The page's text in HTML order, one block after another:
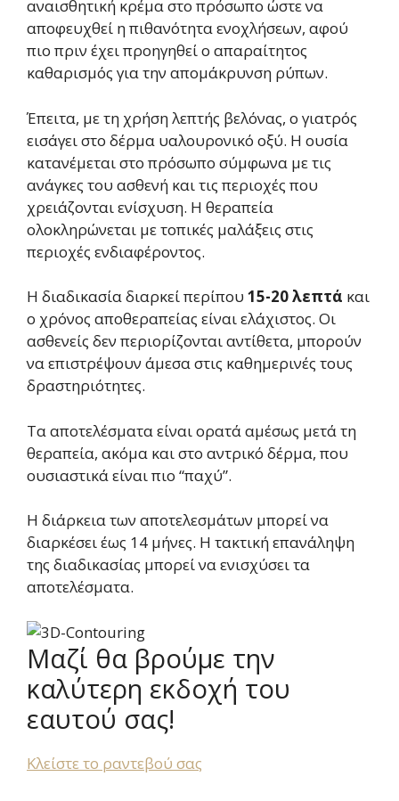
αναισθητική κρέμα στο πρόσωπο ώστε να
αποφευχθεί η πιθανότητα ενοχλήσεων, αφού
πιο πριν έχει προηγηθεί ο απαραίτητος
καθαρισμός για την απομάκρυνση ρύπων.
Έπειτα, με τη χρήση λεπτής βελόνας, ο γιατρός
εισάγει στο δέρμα υαλουρονικό οξύ. Η ουσία
κατανέμεται στο πρόσωπο σύμφωνα με τις
ανάγκες του ασθενή και τις περιοχές που
χρειάζονται ενίσχυση. Η θεραπεία
ολοκληρώνεται με τοπικές μαλάξεις στις
περιοχές ενδιαφέροντος.
Η διαδικασία διαρκεί περίπου 15-20 λεπτά και
ο χρόνος αποθεραπείας είναι ελάχιστος. Οι
ασθενείς δεν περιορίζονται αντίθετα, μπορούν
να επιστρέψουν άμεσα στις καθημερινές τους
δραστηριότητες.
Τα αποτελέσματα είναι ορατά αμέσως μετά τη
θεραπεία, ακόμα και στο αντρικό δέρμα, που
ουσιαστικά είναι πιο “παχύ”.
Η διάρκεια των αποτελεσμάτων μπορεί να
διαρκέσει έως 14 μήνες. Η τακτική επανάληψη
της διαδικασίας μπορεί να ενισχύσει τα
αποτελέσματα.
Μαζί θα βρούμε την
καλύτερη εκδοχή του
εαυτού σας!
Κλείστε το ραντεβού σας